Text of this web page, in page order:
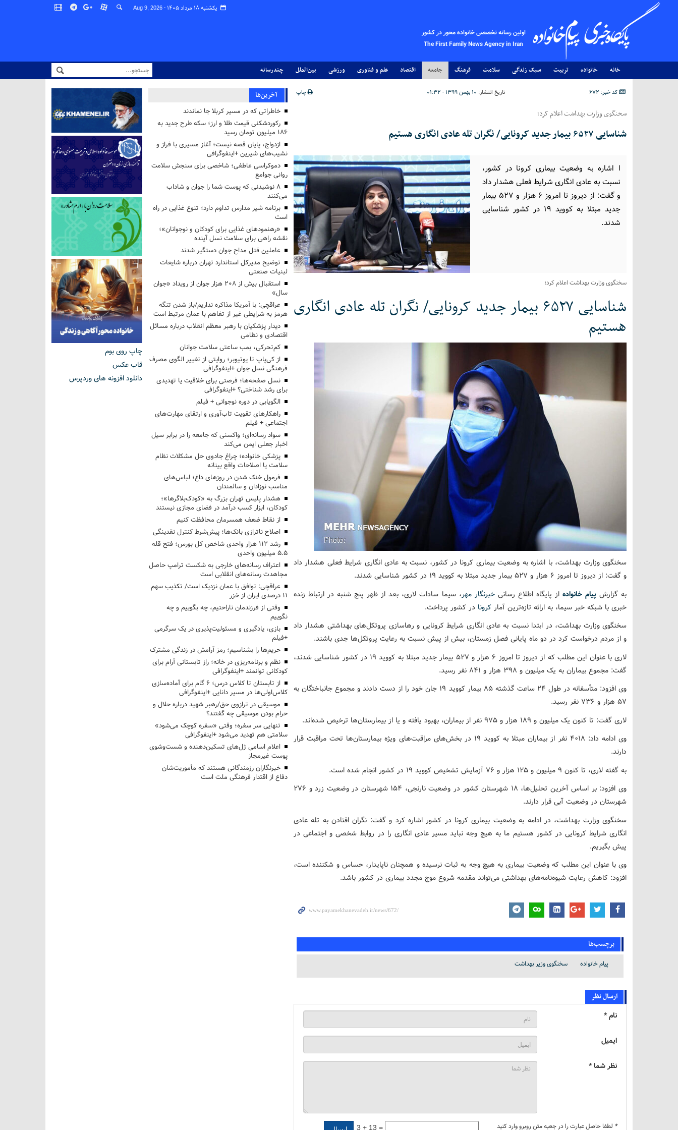
یکشنبه ۱۸ مرداد ۱۴۰۵ - Aug 9, 2026
اولین رسانه تخصصی خانواده محور در کشور
The First Family News Agency in Iran
خانه خانواده تربیت سبک زندگی سلامت فرهنگ جامعه اقتصاد علم و فناوری ورزشی بین‌الملل چندرسانه
کد خبر: 672 تاریخ انتشار: ۱۰ بهمن ۱۳۹۹ - ۰۱:۳۲ چاپ
سخنگوی وزارت بهداشت اعلام کرد؛
شناسایی ۶۵۲۷ بیمار جدید کرونایی/ نگران تله عادی انگاری هستیم
ا اشاره به وضعیت بیماری کرونا در کشور،
نسبت به عادی انگاری شرایط فعلی هشدار داد
و گفت: از دیروز تا امروز ۶ هزار و ۵۲۷ بیمار
جدید مبتلا به کووید ۱۹ در کشور شناسایی
شدند.
سخنگوی وزارت بهداشت اعلام کرد؛
شناسایی ۶۵۲۷ بیمار جدید کرونایی/ نگران تله عادی انگاری
هستیم
سخنگوی وزارت بهداشت، با اشاره به وضعیت بیماری کرونا در کشور، نسبت به عادی انگاری شرایط فعلی هشدار داد
و گفت: از دیروز تا امروز ۶ هزار و ۵۲۷ بیمار جدید مبتلا به کووید ۱۹ در کشور شناسایی شدند.
به گزارش پیام خانوادهاز پایگاه اطلاع رسانی خبرنگار مهر، سیما سادات لاری، بعد از ظهر پنج شنبه در ارتباط زنده
خبری با شبکه خبر سیما، به ارائه تازه‌ترین آمار کرونا در کشور پرداخت.
سخنگوی وزارت بهداشت، در ابتدا نسبت به عادی انگاری شرایط کرونایی و رهاسازی پروتکل‌های بهداشتی هشدار داد
و از مردم درخواست کرد در دو ماه پایانی فصل زمستان، بیش از پیش نسبت به رعایت پروتکل‌ها جدی باشند.
لاری با عنوان این مطلب که از دیروز تا امروز ۶ هزار و ۵۲۷ بیمار جدید مبتلا به کووید ۱۹ در کشور شناسایی شدند،
گفت: مجموع بیماران به یک میلیون و ۳۹۸ هزار و ۸۴۱ نفر رسید.
وی افزود: متأسفانه در طول ۲۴ ساعت گذشته ۸۵ بیمار کووید ۱۹ جان خود را از دست دادند و مجموع جانباختگان به
۵۷ هزار و ۷۳۶ نفر رسید.
لاری گفت: تا کنون یک میلیون و ۱۸۹ هزار و ۹۷۵ نفر از بیماران، بهبود یافته و یا از بیمارستان‌ها ترخیص شده‌اند.
وی ادامه داد: ۴۰۱۸ نفر از بیماران مبتلا به کووید ۱۹ در بخش‌های مراقبت‌های ویژه بیمارستان‌ها تحت مراقبت قرار
دارند.
به گفته لاری، تا کنون ۹ میلیون و ۱۲۵ هزار و ۷۶ آزمایش تشخیص کووید ۱۹ در کشور انجام شده است.
وی افزود: بر اساس آخرین تحلیل‌ها، ۱۸ شهرستان کشور در وضعیت نارنجی، ۱۵۴ شهرستان در وضعیت زرد و ۲۷۶
شهرستان در وضعیت آبی قرار دارند.
سخنگوی وزارت بهداشت، در ادامه به وضعیت بیماری کرونا در کشور اشاره کرد و گفت: نگران افتادن به تله عادی
انگاری شرایط کرونایی در کشور هستیم ما به هیچ وجه نباید مسیر عادی انگاری را در روابط شخصی و اجتماعی در
پیش بگیریم.
وی با عنوان این مطلب که وضعیت بیماری به هیچ وجه به ثبات نرسیده و همچنان ناپایدار، حساس و شکننده است،
افزود: کاهش رعایت شیوه‌نامه‌های بهداشتی می‌تواند مقدمه شروع موج مجدد بیماری در کشور باشد.
برچسب‌ها
پیام خانواده سخنگوی وزیر بهداشت
ارسال نظر
نام *
ایمیل
نظر شما *
* لطفا حاصل عبارت را در جعبه متن روبرو وارد کنید 3 + 13 =
آخرین‌ها
خاطراتی که در مسیر کربلا جا نماندند
رکوردشکنی قیمت طلا و ارز؛ سکه طرح جدید به
۱۸۶ میلیون تومان رسید
ازدواج، پایان قصه نیست؛ آغاز مسیری با فراز و
نشیب‌های شیرین +اینفوگرافی
دموکراسی عاطفی؛ شاخصی برای سنجش سلامت
روانی جوامع
۸ نوشیدنی که پوست شما را جوان و شاداب
می‌کنند
برنامه شیر مدارس تداوم دارد؛ تنوع غذایی در راه
است
«رهنمودهای غذایی برای کودکان و نوجوانان»؛
نقشه راهی برای سلامت نسل آینده
عاملین قتل مداح جوان دستگیر شدند
توضیح مدیرکل استاندارد تهران درباره شایعات
لبنیات صنعتی
استقبال بیش از ۲۰۸ هزار جوان از رویداد «جوان
سال»
عراقچی: با آمریکا مذاکره نداریم/باز شدن تنگه
هرمز به شرایطی غیر از تفاهم با عمان مرتبط است
دیدار پزشکیان با رهبر معظم انقلاب درباره مسائل
اقتصادی و نظامی
کم‌تحرکی، بمب ساعتی سلامت جوانان
از کی‌پاپ تا یوتیوبر؛ روایتی از تغییر الگوی مصرف
فرهنگی نسل جوان +اینفوگرافی
نسل صفحه‌ها؛ فرصتی برای خلاقیت یا تهدیدی
برای رشد شناختی؟ +اینفوگرافی
الگویابی در دوره نوجوانی + فیلم
راهکارهای تقویت تاب‌آوری و ارتقای مهارت‌های
اجتماعی + فیلم
سواد رسانه‌ای؛ واکسنی که جامعه را در برابر سیل
اخبار جعلی ایمن می‌کند
پزشکی خانواده؛ چراغ جادوی حل مشکلات نظام
سلامت یا اصلاحات واقع بینانه
فرمول خنک شدن در روزهای داغ؛ لباس‌های
مناسب نوزادان و سالمندان
هشدار پلیس تهران بزرگ به «کودک‌بلاگرها»؛
کودکان، ابزار کسب درآمد در فضای مجازی نیستند
از نقاط ضعف همسرمان محافظت کنیم
اصلاح ناترازی بانک‌ها؛ پیش‌شرط کنترل نقدینگی
رشد ۱۱۲ هزار واحدی شاخص کل بورس؛ فتح قله
۵.۵ میلیون واحدی
اعتراف رسانه‌های خارجی به شکست ترامپ حاصل
مجاهدت رسانه‌های انقلابی است
عراقچی: توافق با عمان نزدیک است/ تکذیب سهم
۱۱ درصدی ایران از خزر
وقتی از فرزندمان ناراحتیم، چه بگوییم و چه
نگوییم
بازی، یادگیری و مسئولیت‌پذیری در یک سرگرمی
+فیلم
حریم‌ها را بشناسیم؛ رمز آرامش در زندگی مشترک
نظم و برنامه‌ریزی در خانه؛ راز تابستانی آرام برای
کودکانی توانمند +اینفوگرافی
از تابستان تا کلاس درس؛ ۶ گام برای آماده‌سازی
کلاس‌اولی‌ها در مسیر دانایی +اینفوگرافی
موسیقی در ترازوی حق/رهبر شهید درباره حلال و
حرام بودن موسیقی چه گفتند؟
تنهایی سر سفره؛ وقتی «سفره کوچک می‌شود»
سلامتی هم تهدید می‌شود +اینفوگرافی
اعلام اسامی ژل‌های تسکین‌دهنده و شست‌وشوی
پوست غیرمجاز
خبرنگاران رزمندگانی هستند که مأموریت‌شان
دفاع از اقتدار فرهنگی ملت است
چاپ روی بوم
قاب عکس
دانلود افزونه های وردپرس